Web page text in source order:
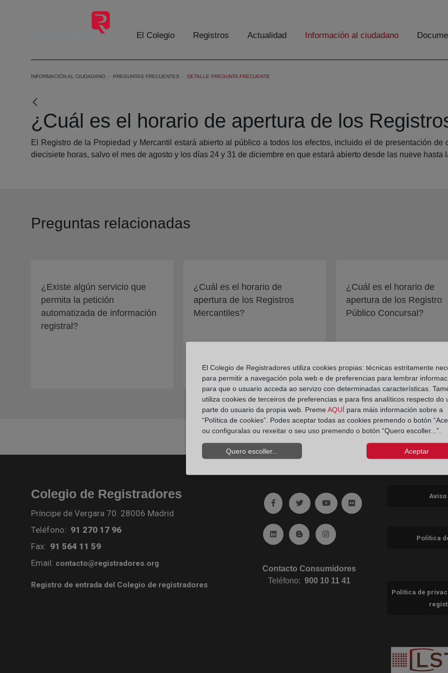
El Colegio Registros Actualidad Información al ciudadano
INFORMACIÓN AL CIUDADANO PREGUNTAS FRECUENTES DETALLE PREGUNTA FRECUENTE
¿Cuál es el horario de apertura de los
El Registro de la Propiedad y Mercantil estará abierto al público a todos los efectos, incluido el de presentación
diecisiete horas, salvo el mes de agosto y los días 24 y 31 de diciembre en que estará abierto desde las nueve hasta
Preguntas relacionadas
¿Existe algún servicio que
permita la petición
automatizada de información
registral?
¿Cuál es el horario de
apertura de los Registros
Mercantiles?
¿Cuál es el horario de
apertura de los Registro
Público Concursal?
Colegio de Registradores
Príncipe de Vergara 70. 28006 Madrid
Teléfono: 91 270 17 96
Fax: 91 564 11 59
Email: contacto@registradores.org
Registro de entrada del Colegio de registradores
Ir a facebook (abre en ventana nueva)
Ir a twitter (abre en ventana nueva)
Ir a YouTube (abre en ventana nueva)
Ir a Flickr (abre en ventana
Ir a Linkedin (abre en ventana nueva)
Ir al Blog (abre en ventana nueva)
Ir a Instagram (abre en ventana
Contacto Consumidores
Teléfono:900 10 11 41
Aviso
Política
Política de
El Colegio de Registradores utiliza cookies propias: técnicas estritamente
para permitir a navegación pola web e de preferencias para lembrar
para que o usuario acceda ao servizo con determinadas características.
utiliza cookies de terceiros de preferencias e para fins analíticos respecto do
parte do usuario da propia web. Preme AQUÍ para máis información sobre a
“Política de cookies”. Podes aceptar todas as cookies premendo o botón
ou configuralas ou rexeitar o seu uso premendo o botón “Quero escoller...”.
Quero escoller... Aceptar